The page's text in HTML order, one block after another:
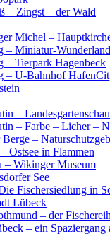
– Zingst – der Wald
Michel –
– Miniatur-Wunderland
– Tierpark Hagenbeck
– U-Bahnhof
– Landesgartenschau
– Farbe – Licher –
–
Ostsee in Flammen
– Wikinger Museum
See
Fischersiedlung in
Lübeck
– der
– ein Spaziergang